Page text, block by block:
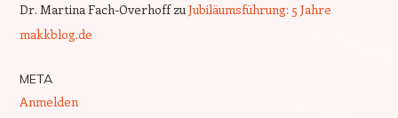
Dr. Martina Fach-OverhoffzuJubiläumsführung: 5 Jahre
makkblog.de
META
Anmelden